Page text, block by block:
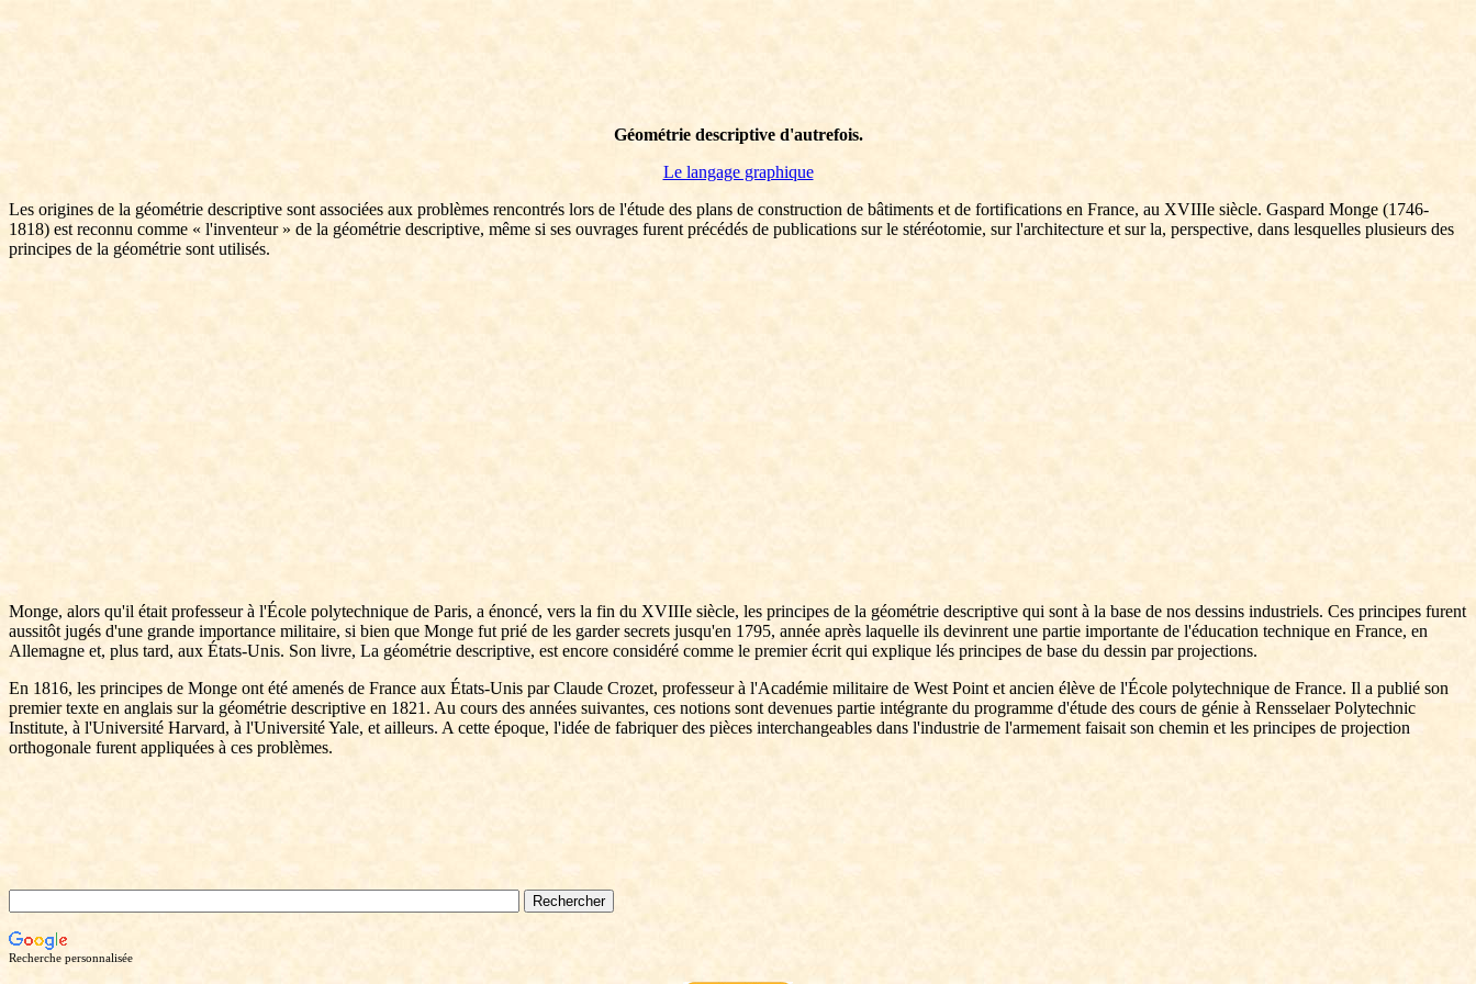
Géométrie descriptive d'autrefois.
Le langage graphique
Les origines de la géométrie descriptive sont associées aux problèmes rencontrés lors de l'étude des plans de construction de bâtiments et de fortifications en France, au XVIIIe siècle. Gaspard Monge (1746-
1818) est reconnu comme « l'inventeur » de la géométrie descriptive, même si ses ouvrages furent précédés de publications sur le stéréotomie, sur l'architecture et sur la, perspective, dans lesquelles plusieurs des
principes de la géométrie sont utilisés.
Monge, alors qu'il était professeur à l'École polytechnique de Paris, a énoncé, vers la fin du XVIIIe siècle, les principes de la géométrie descriptive qui sont à la base de nos dessins industriels. Ces principes furent
aussitôt jugés d'une grande importance militaire, si bien que Monge fut prié de les garder secrets jusqu'en 1795, année après laquelle ils devinrent une partie importante de l'éducation technique en France, en
Allemagne et, plus tard, aux États-Unis. Son livre, La géométrie descriptive, est encore considéré comme le premier écrit qui explique lés principes de base du dessin par projections.
En 1816, les principes de Monge ont été amenés de France aux États-Unis par Claude Crozet, professeur à l'Académie militaire de West Point et ancien élève de l'École polytechnique de France. Il a publié son
premier texte en anglais sur la géométrie descriptive en 1821. Au cours des années suivantes, ces notions sont devenues partie intégrante du programme d'étude des cours de génie à Rensselaer Polytechnic
Institute, à l'Université Harvard, à l'Université Yale, et ailleurs. A cette époque, l'idée de fabriquer des pièces interchangeables dans l'industrie de l'armement faisait son chemin et les principes de projection
orthogonale furent appliquées à ces problèmes.
Recherche personnalisée